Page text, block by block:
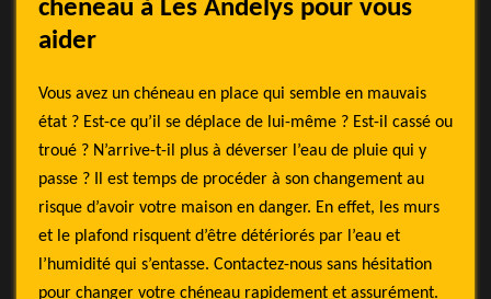
cheneau à Les Andelys pour vous
aider
Vous avez un chéneau en place qui semble en mauvais
état ? Est-ce qu’il se déplace de lui-même ? Est-il cassé ou
troué ? N’arrive-t-il plus à déverser l’eau de pluie qui y
passe ? Il est temps de procéder à son changement au
risque d’avoir votre maison en danger. En effet, les murs
et le plafond risquent d’être détériorés par l’eau et
l’humidité qui s’entasse. Contactez-nous sans hésitation
pour changer votre chéneau rapidement et assurément.